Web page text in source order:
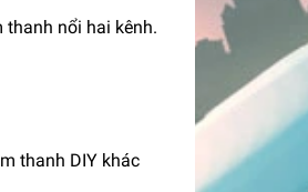
nổi hai kênh.
thanh DIY khác